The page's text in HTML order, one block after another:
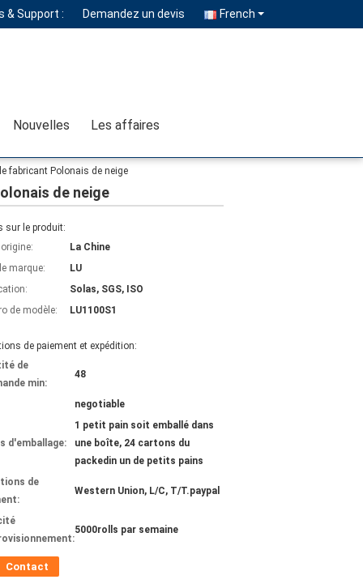
& Support : Demandez un devis French
Nouvelles Les affaires
fabricant Polonais de neige
de neige
sur le produit:
La Chine
marque:
LU
Solas, SGS, ISO
de modèle:
LU1100S1
de paiement et expédition:
de
min:
48
negotiable
d'emballage:
1 petit pain soit emballé dans
une boîte, 24 cartons du
packedin un de petits pains
de
Western Union, L/C, T/T.paypal
5000rolls par semaine
Contact